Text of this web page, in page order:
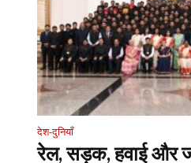
देश-दुनियाँ
रेल, सड़क, हवाई और